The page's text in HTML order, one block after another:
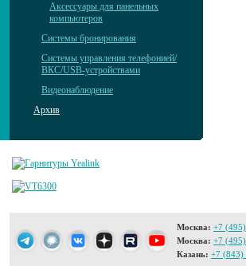
Аксессуары для панельных
компьютеров
Системы бронирования
Системы управления телефонией/
ВКС/USB-устройствами
Видеонаблюдение
Архив
Москва: +7
Москва: +7
Казань: +7 (843)